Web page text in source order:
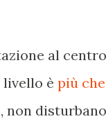
al
è più che
non